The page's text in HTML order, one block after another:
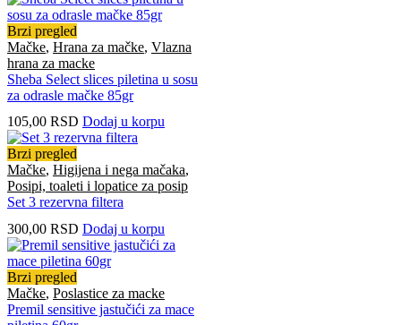
Brzi pregled
Mačke, Hrana za mačke, Vlazna
hrana za macke
Sheba Select slices piletina u sosu
za odrasle mačke 85gr
105,00 RSD Dodaj u korpu
Brzi pregled
Mačke, Higijena i nega mačaka,
Posipi, toaleti i lopatice za posip
Set 3 rezervna filtera
300,00 RSD Dodaj u korpu
Brzi pregled
Mačke, Poslastice za macke
Premil sensitive jastučići za mace